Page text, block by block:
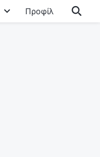
Προφίλ